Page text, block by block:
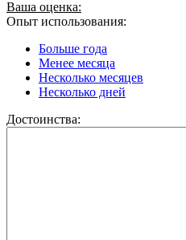
Ваша оценка:
Опыт использования:
Больше года
Менее месяца
Несколько месяцев
Несколько дней
Достоинства: